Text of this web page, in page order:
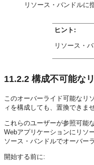
リソース・バンドルに
ヒント:
リソース・
11.2.2 構成不可能な
このオーバーライド可能なリ
ィを構成しても、置換できま
これらのユーザーが参照可能
Webアプリケーションにリソ
ソース・バンドルでオーバー
開始する前に: